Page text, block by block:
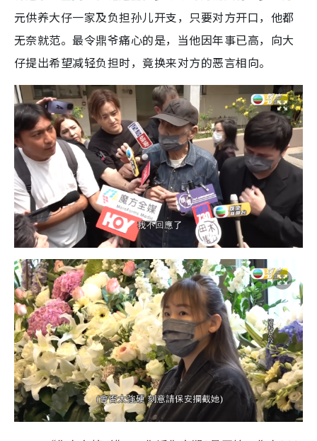
元供养大仔一家及负担孙儿开支，只要对方开口，他都
无奈就范。最令鼎爷痛心的是，当他因年事已高，向大
仔提出希望减轻负担时，竟换来对方的恶言相向。